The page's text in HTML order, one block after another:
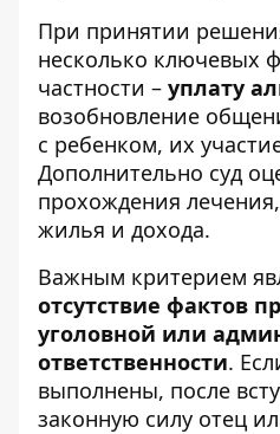
При принятии
несколько ключевых
частности – уплату
возобновление
с ребенком, их
Дополнительно суд
прохождения
жилья и дохода.
Важным критерием
отсутствие фактов
уголовной или
ответственности.
выполнены, после
законную силу отец